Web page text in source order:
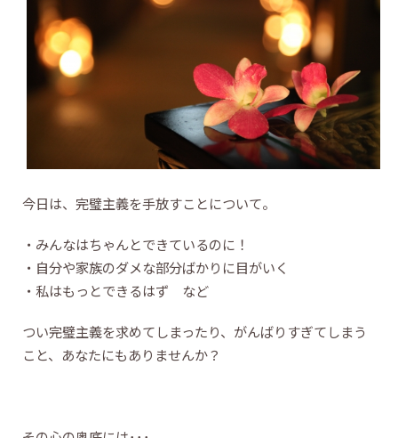
今日は、完璧主義を手放すことについて。
・みんなはちゃんとできているのに！
・自分や家族のダメな部分ばかりに目がいく
・私はもっとできるはず など
つい完璧主義を求めてしまったり、がんばりすぎてしまう
こと、あなたにもありませんか？